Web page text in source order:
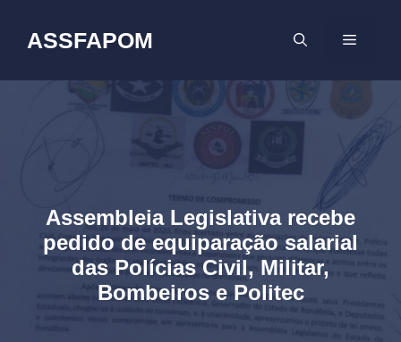
conteúdo
ASSFAPOM MENU
Assembleia Legislativa recebe
pedido de equiparação salarial
das Polícias Civil, Militar,
Bombeiros e Politec